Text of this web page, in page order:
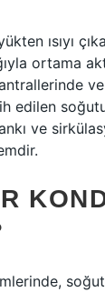
ısıyı
ortama
edilen
ve